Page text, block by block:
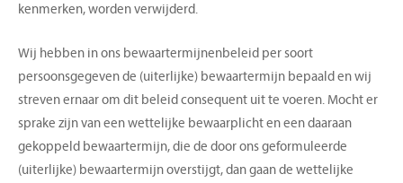
kenmerken, worden verwijderd.
Wij hebben in ons bewaartermijnenbeleid per soort
persoonsgegeven de (uiterlijke) bewaartermijn bepaald en wij
streven ernaar om dit beleid consequent uit te voeren. Mocht er
sprake zijn van een wettelijke bewaarplicht en een daaraan
gekoppeld bewaartermijn, die de door ons geformuleerde
(uiterlijke) bewaartermijn overstijgt, dan gaan de wettelijke